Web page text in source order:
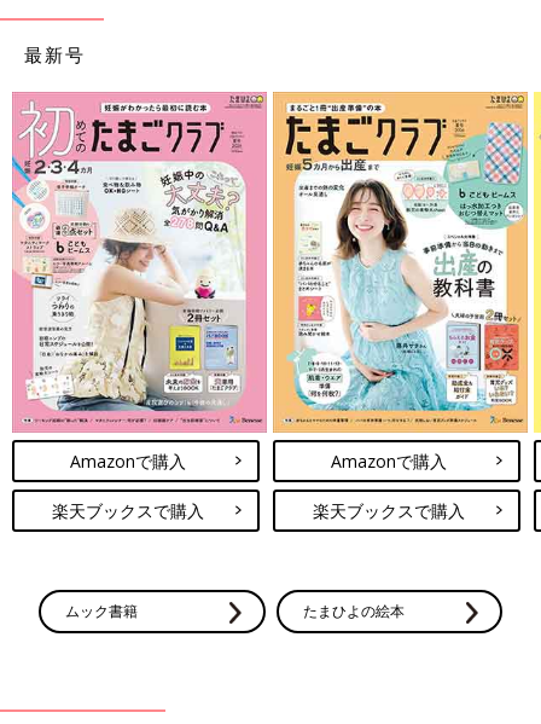
最新号
Amazonで購入
楽天ブックスで購入
Amazonで購入
楽天ブックスで購入
ムック書籍 たまひよの絵本